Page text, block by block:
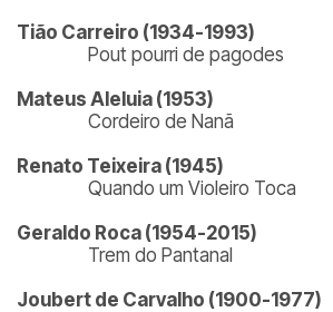
Tião Carreiro (1934-1993)
Pout pourri de pagodes
Mateus Aleluia (1953)
Cordeiro de Nanã
Renato Teixeira (1945)
Quando um Violeiro Toca
Geraldo Roca (1954-2015)
Trem do Pantanal
Joubert de Carvalho (1900-1977)